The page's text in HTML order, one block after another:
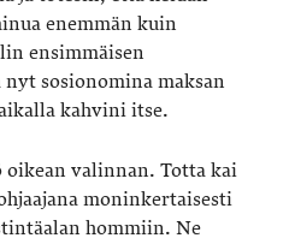
enemmän kuin
ensimmäisen
sosionomina maksan
kahvini itse.
valinnan. Totta kai
moninkertaisesti
hommiin. Ne